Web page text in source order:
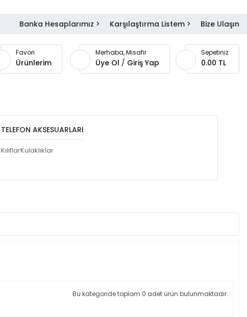
Banka Hesaplarımız > Karşılaştırma Listem > Bize Ulaşın
Sepetiniz
0.00 TL
Merhaba, Misafir
Üye Ol / Giriş Yap
Favori
Ürünlerim
TELEFON AKSESUARLARI
KılıflarKulaklıklar
Bu kategoride toplam 0 adet ürün bulunmaktadır.